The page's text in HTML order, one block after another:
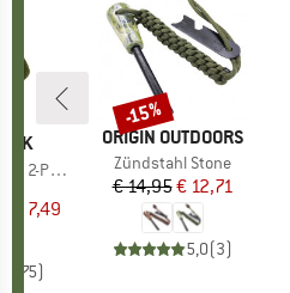
2-Pack
prijs
€ 7,49
75)
MERK
ORIGIN OUTDOORS
Artikel
Zündstahl Stone
Prijs
€ 14,95Verlaagde prijs
€ 12,71
5,0(3)
Korting
-15%